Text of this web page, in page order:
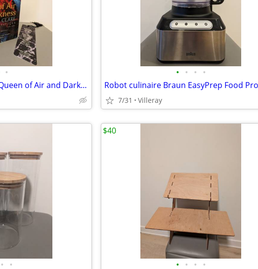
•
BOOKMARK + SIGNED Queen of Air and Darkness SIGNÉ + SIGNET
• • • •
7/31 Villeray
• • • • • •
$40